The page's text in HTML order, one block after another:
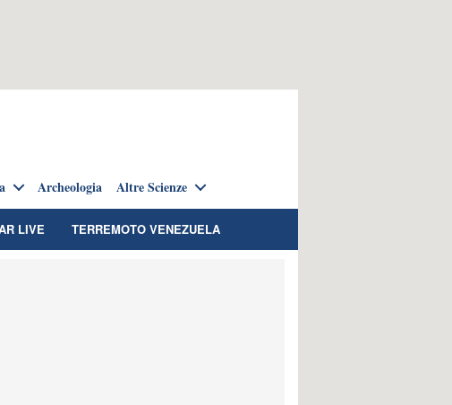
Archeologia Altre Scienze
LIVE TERREMOTO VENEZUELA